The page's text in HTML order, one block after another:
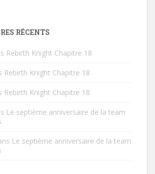
RÉCENTS
Rebirth Knight Chapitre 18
Rebirth Knight Chapitre 18
Rebirth Knight Chapitre 18
Le septième anniversaire de la team
Le septième anniversaire de la team